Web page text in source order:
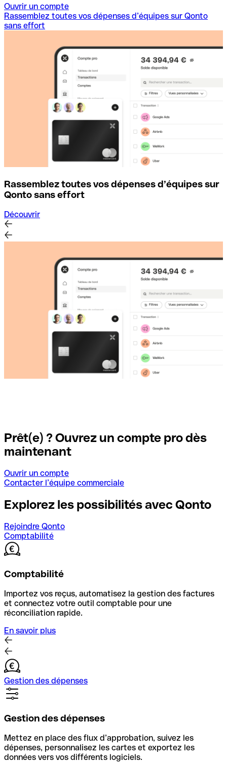
Ouvrir un compte
Rassemblez toutes vos dépenses d’équipes sur Qonto
sans effort
Rassemblez toutes vos dépenses d’équipes sur
Qonto sans effort
Découvrir
Prêt(e) ? Ouvrez un compte pro dès
maintenant
Ouvrir un compte
Contacter l’équipe commerciale
Explorez les possibilités avec Qonto
Rejoindre Qonto
Comptabilité
Comptabilité
Importez vos reçus, automatisez la gestion des factures
et connectez votre outil comptable pour une
réconciliation rapide.
En savoir plus
Gestion des dépenses
Gestion des dépenses
Mettez en place des flux d’approbation, suivez les
dépenses, personnalisez les cartes et exportez les
données vers vos différents logiciels.